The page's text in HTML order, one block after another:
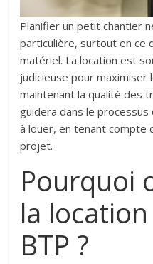
Planifier un petit chantier
particulière, surtout en ce
matériel. La location est
judicieuse pour
maintenant la qualité des
guidera dans le
à louer, en tenant
projet.
Pourquoi
la
BTP ?